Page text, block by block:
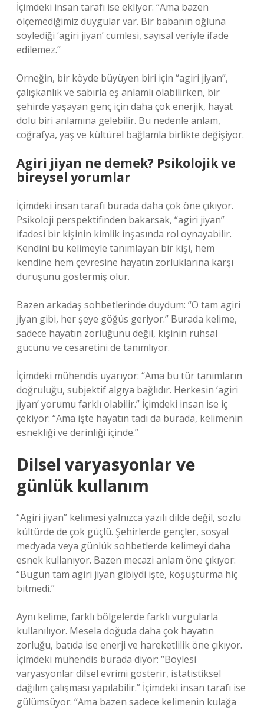
İçimdeki insan tarafı ise ekliyor: “Ama bazen
ölçemediğimiz duygular var. Bir babanın oğluna
söylediği ‘agiri jiyan’ cümlesi, sayısal veriyle ifade
edilemez.”
Örneğin, bir köyde büyüyen biri için “agiri jiyan”,
çalışkanlık ve sabırla eş anlamlı olabilirken, bir
şehirde yaşayan genç için daha çok enerjik, hayat
dolu biri anlamına gelebilir. Bu nedenle anlam,
coğrafya, yaş ve kültürel bağlamla birlikte değişiyor.
Agiri jiyan ne demek? Psikolojik ve
bireysel yorumlar
İçimdeki insan tarafı burada daha çok öne çıkıyor.
Psikoloji perspektifinden bakarsak, “agiri jiyan”
ifadesi bir kişinin kimlik inşasında rol oynayabilir.
Kendini bu kelimeyle tanımlayan bir kişi, hem
kendine hem çevresine hayatın zorluklarına karşı
duruşunu göstermiş olur.
Bazen arkadaş sohbetlerinde duydum: “O tam agiri
jiyan gibi, her şeye göğüs geriyor.” Burada kelime,
sadece hayatın zorluğunu değil, kişinin ruhsal
gücünü ve cesaretini de tanımlıyor.
İçimdeki mühendis uyarıyor: “Ama bu tür tanımların
doğruluğu, subjektif algıya bağlıdır. Herkesin ‘agiri
jiyan’ yorumu farklı olabilir.” İçimdeki insan ise iç
çekiyor: “Ama işte hayatın tadı da burada, kelimenin
esnekliği ve derinliği içinde.”
Dilsel varyasyonlar ve
günlük kullanım
“Agiri jiyan” kelimesi yalnızca yazılı dilde değil, sözlü
kültürde de çok güçlü. Şehirlerde gençler, sosyal
medyada veya günlük sohbetlerde kelimeyi daha
esnek kullanıyor. Bazen mecazi anlam öne çıkıyor:
“Bugün tam agiri jiyan gibiydi işte, koşuşturma hiç
bitmedi.”
Aynı kelime, farklı bölgelerde farklı vurgularla
kullanılıyor. Mesela doğuda daha çok hayatın
zorluğu, batıda ise enerji ve hareketlilik öne çıkıyor.
İçimdeki mühendis burada diyor: “Böylesi
varyasyonlar dilsel evrimi gösterir, istatistiksel
dağılım çalışması yapılabilir.” İçimdeki insan tarafı ise
gülümsüyor: “Ama bazen sadece kelimenin kulağa